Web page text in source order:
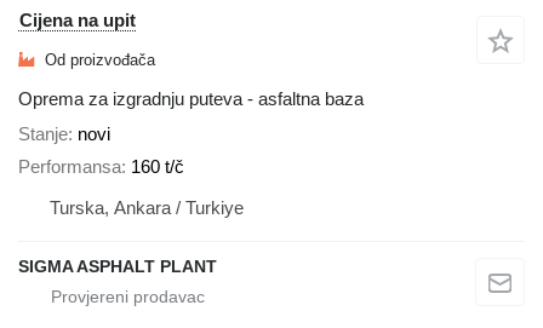
Cijena na upit
Od proizvođača
Oprema za izgradnju puteva - asfaltna baza
Stanje novi
Performansa 160 t/č
Turska, Ankara / Turkiye
SIGMA ASPHALT PLANT